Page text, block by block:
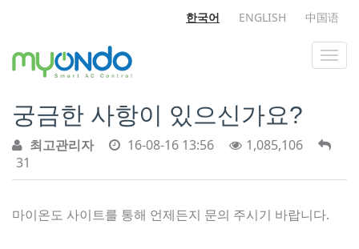
한국어 ENGLISH 中国语
궁금한 사항이 있으신가요?
최고관리자 16-08-16 13:56
1,085,106
31
마이온도 사이트를 통해 언제든지 문의 주시기 바랍니다.